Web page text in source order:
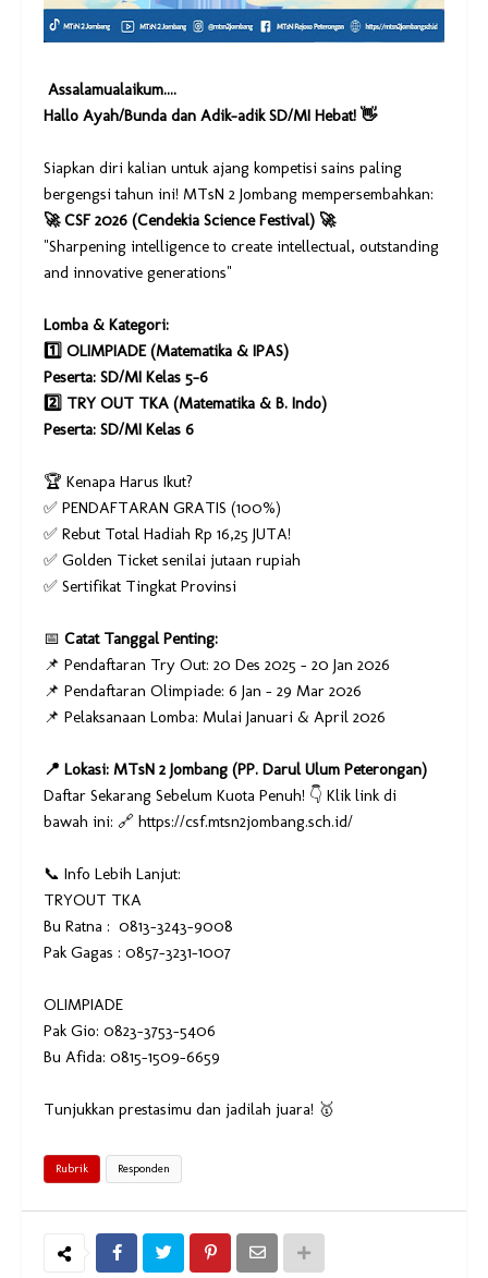
Assalamualaikum....
Hallo Ayah/Bunda dan Adik-adik SD/MI Hebat! 👋
Siapkan diri kalian untuk ajang kompetisi sains paling
bergengsi tahun ini! MTsN 2 Jombang mempersembahkan:
🚀 CSF 2026 (Cendekia Science Festival) 🚀
"Sharpening intelligence to create intellectual, outstanding
and innovative generations"
Lomba & Kategori:
1️⃣ OLIMPIADE (Matematika & IPAS)
Peserta: SD/MI Kelas 5-6
2️⃣ TRY OUT TKA (Matematika & B. Indo)
Peserta: SD/MI Kelas 6
🏆 Kenapa Harus Ikut?
✅ PENDAFTARAN GRATIS (100%)
✅ Rebut Total Hadiah Rp 16,25 JUTA!
✅ Golden Ticket senilai jutaan rupiah
✅ Sertifikat Tingkat Provinsi
📅 Catat Tanggal Penting:
📌 Pendaftaran Try Out: 20 Des 2025 - 20 Jan 2026
📌 Pendaftaran Olimpiade: 6 Jan - 29 Mar 2026
📌 Pelaksanaan Lomba: Mulai Januari & April 2026
📍 Lokasi: MTsN 2 Jombang (PP. Darul Ulum Peterongan)
Daftar Sekarang Sebelum Kuota Penuh! 👇 Klik link di
bawah ini: 🔗 https://csf.mtsn2jombang.sch.id/
📞 Info Lebih Lanjut:
TRYOUT TKA
Bu Ratna : 0813-3243-9008
Pak Gagas : 0857-3231-1007
OLIMPIADE
Pak Gio: 0823-3753-5406
Bu Afida: 0815-1509-6659
Tunjukkan prestasimu dan jadilah juara! 🥇
Rubrik Responden